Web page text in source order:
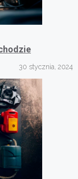
30 stycznia, 2024